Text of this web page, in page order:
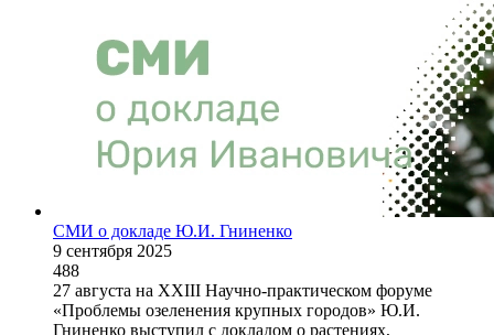
СМИ о докладе Ю.И. Гниненко
9 сентября 2025
488
27 августа на XXIII Научно-практическом форуме
«Проблемы озеленения крупных городов» Ю.И.
Гниненко выступил с докладом о растениях,